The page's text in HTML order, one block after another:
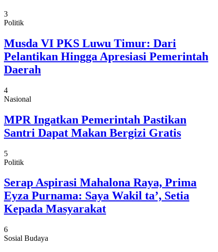
3
Politik
Musda VI PKS Luwu Timur: Dari
Pelantikan Hingga Apresiasi Pemerintah
Daerah
4
Nasional
MPR Ingatkan Pemerintah Pastikan
Santri Dapat Makan Bergizi Gratis
5
Politik
Serap Aspirasi Mahalona Raya, Prima
Eyza Purnama: Saya Wakil ta’, Setia
Kepada Masyarakat
6
Sosial Budaya